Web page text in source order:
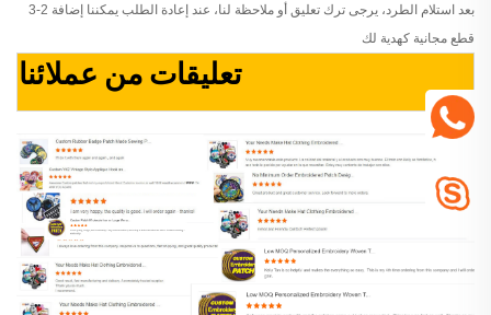
بعد استلام الطرد، يرجى ترك تعليق أو ملاحظة لنا، عند إعادة الطلب يمكننا إضافة 2-3
قطع مجانية كهدية لك
تعليقات من عملائنا